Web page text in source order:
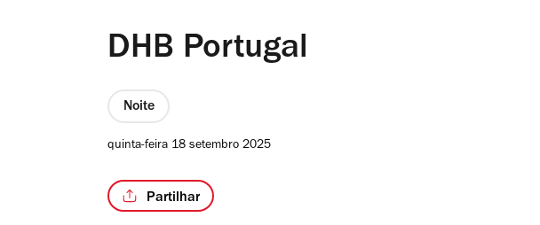
DHB Portugal
Noite
quinta-feira 18 setembro 2025
Partilhar